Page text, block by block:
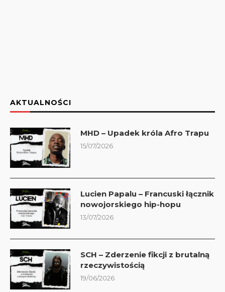
AKTUALNOŚCI
MHD – Upadek króla Afro Trapu
15/07/2026
Lucien Papalu – Francuski łącznik
nowojorskiego hip-hopu
13/07/2026
SCH – Zderzenie fikcji z brutalną
rzeczywistością
19/06/2026